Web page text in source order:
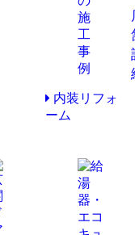
内装リフォ
ーム